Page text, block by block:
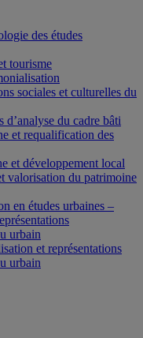
des études
tourisme
sociales et culturelles du
du cadre bâti
et requalification des
et développement local
valorisation du patrimoine
en études urbaines –
urbain
et représentations
urbain